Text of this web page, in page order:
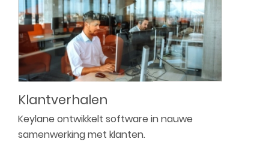
Klantverhalen
Keylane ontwikkelt software in nauwe
samenwerking met klanten.